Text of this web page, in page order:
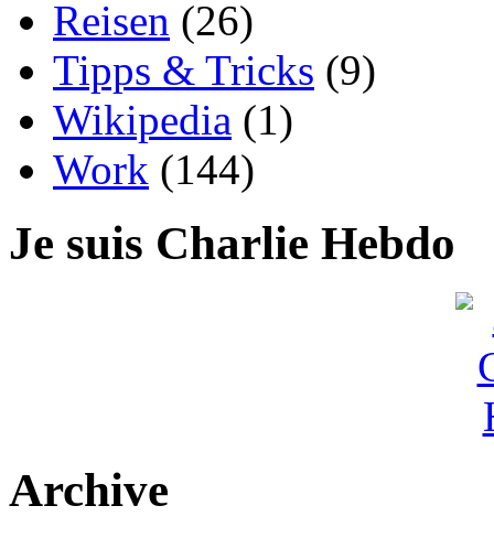
Reisen (26)
Tipps & Tricks (9)
Wikipedia (1)
Work (144)
Je suis Charlie Hebdo
Archive